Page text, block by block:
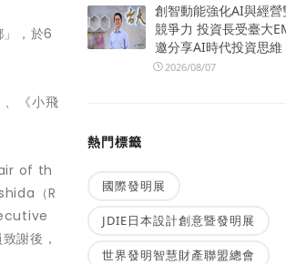
，於6
、《小飛
of th
（R
謝後，
創智動能強化AI與經營
競爭力 投資長受臺大
邀分享AI時代投資思維
2026/08/07
熱門標籤
國際發明展
JDIE日本設計創意暨發明展
世界發明智慧財產聯盟總會